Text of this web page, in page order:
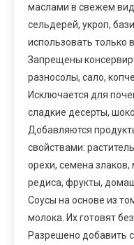
маслами в свежем
сельдерей, укроп,
использовать только
Запрещены
разносолы, сало,
Исключается для
сладкие десерты,
Добавляются
свойствами:
орехи, семена
редиса, фрукты,
Соусы на основе из
молока. Их готовят
Разрешено добавить